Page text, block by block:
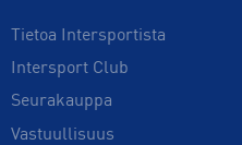
Tietoa Intersportista
Intersport Club
Seurakauppa
Vastuullisuus